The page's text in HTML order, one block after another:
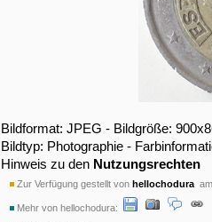
Bildformat: JPEG - Bildgröße:
Bildtyp: Photographie -
Hinweis zu den Nutzungsrechten
Zur Verfügung gestellt von hellochodura
Mehr von hellochodura: